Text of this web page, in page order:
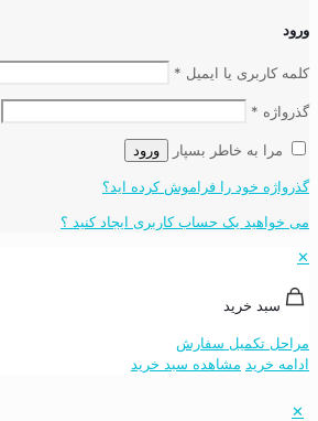
ورود
کلمه کاربری یا ایمیل *
گذرواژه *
مرا به خاطر بسپار ورود
گذرواژه خود را فراموش کرده اید؟
می خواهید یک حساب کاربری ایجاد کنید ؟
✕
سبد خرید
مراحل تکمیل سفارش
ادامه خرید مشاهده سبد خرید
✕